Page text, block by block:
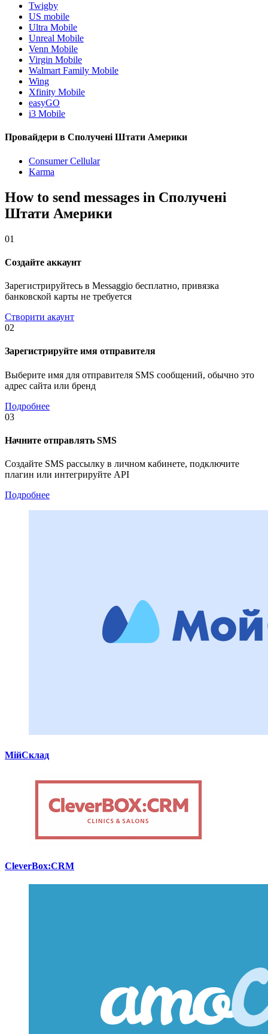
Twigby
US mobile
Ultra Mobile
Unreal Mobile
Venn Mobile
Virgin Mobile
Walmart Family Mobile
Wing
Xfinity Mobile
easyGO
i3 Mobile
Провайдери в Сполучені Штати Америки
Consumer Cellular
Karma
How to send messages in Сполучені
Штати Америки
01
Создайте аккаунт
Зарегистрируйтесь в Messaggio бесплатно, привязка
банковской карты не требуется
Створити акаунт
02
Зарегистрируйте имя отправителя
Выберите имя для отправителя SMS сообщений, обычно это
адрес сайта или бренд
Подробнее
03
Начните отправлять SMS
Создайте SMS рассылку в личном кабинете, подключите
плагин или интегрируйте API
Подробнее
МійСклад
CleverBox:CRM